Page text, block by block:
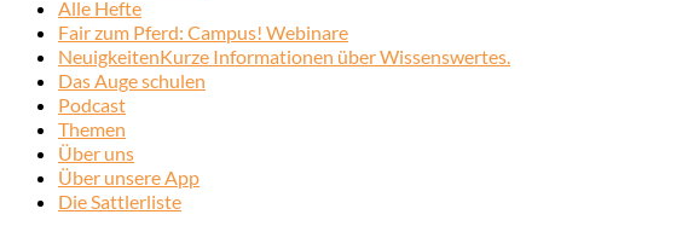
Alle Hefte
Fair zum Pferd: Campus! Webinare
NeuigkeitenKurze Informationen über Wissenswertes.
Das Auge schulen
Podcast
Themen
Über uns
Über unsere App
Die Sattlerliste